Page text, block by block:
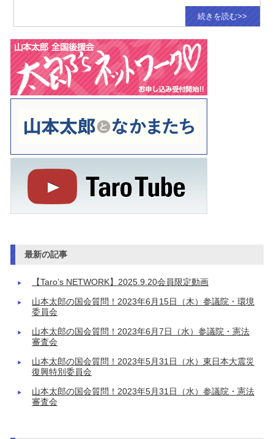
続きを読む>>
最新の記事
【Taro’s NETWORK】2025.9.20会員限定動画
山本太郎の国会質問！2023年6月15日（木）参議院・環境
委員会
山本太郎の国会質問！2023年6月7日（水）参議院・憲法
審査会
山本太郎の国会質問！2023年5月31日（水）東日本大震災
復興特別委員会
山本太郎の国会質問！2023年5月31日（水）参議院・憲法
審査会